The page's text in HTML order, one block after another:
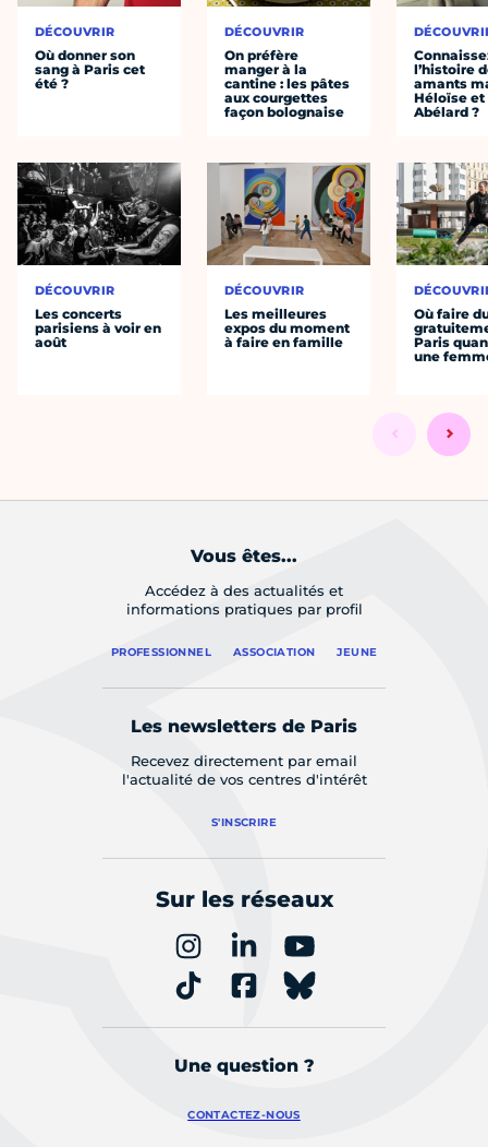
DÉCOUVRIR
Où donner son
sang à Paris cet
été ?
DÉCOUVRIR
Les concerts
parisiens à voir en
août
DÉCOUVRIR
On préfère
manger à la
cantine : les pâtes
aux courgettes
façon bolognaise
DÉCOUVRIR
Les meilleures
expos du moment
à faire en famille
l’histoire
amants
Héloïse et
Abélard ?
Où faire
Paris
une
Vous êtes...
Accédez à des actualités et
informations pratiques par profil
PROFESSIONNEL ASSOCIATION JEUNE
Les newsletters de Paris
Recevez directement par email
l'actualité de vos centres d'intérêt
S'INSCRIRE
Sur les réseaux
Une question ?
CONTACTEZ-NOUS